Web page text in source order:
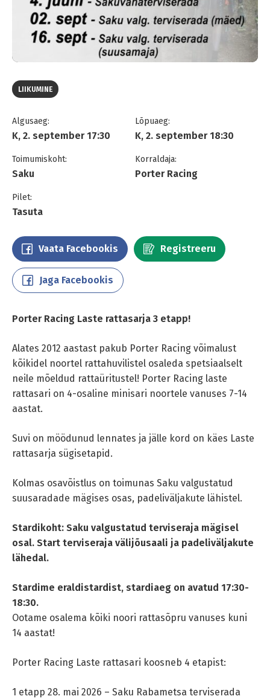
LIIKUMINE
Algusaeg:
K, 2. september 17:30
Lõpuaeg:
K, 2. september 18:30
Toimumiskoht:
Saku
Korraldaja:
Porter Racing
Pilet:
Tasuta
Vaata Facebookis Registreeru
Jaga Facebookis
Porter Racing Laste rattasarja 3 etapp!
Alates 2012 aastast pakub Porter Racing võimalust
kõikidel noortel rattahuvilistel osaleda spetsiaalselt
neile mõeldud rattaüritustel! Porter Racing laste
rattasari on 4-osaline minisari noortele vanuses 7-14
aastat.
Suvi on möödunud lennates ja jälle kord on käes Laste
rattasarja sügisetapid.
Kolmas osavõistlus on toimunas Saku valgustatud
suusaradade mägises osas, padeliväljakute lähistel.
Stardikoht: Saku valgustatud terviseraja mägisel
osal. Start terviseraja välijõusaali ja padeliväljakute
lähedal.
Stardime eraldistardist, stardiaeg on avatud 17:30-
18:30.
Ootame osalema kõiki noori rattasõpru vanuses kuni
14 aastat!
Porter Racing Laste rattasari koosneb 4 etapist:
1 etapp 28. mai 2026 – Saku Rabametsa terviserada